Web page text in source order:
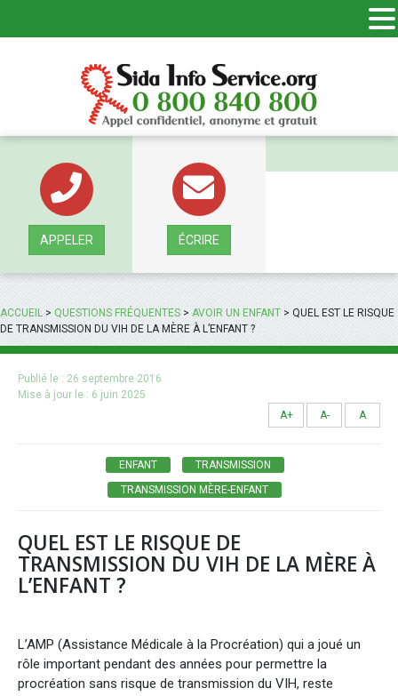
APPELER ÉCRIRE
ACCUEIL>QUESTIONS FRÉQUENTES >AVOIR UN ENFANT>QUEL EST LE RISQUE
DE TRANSMISSION DU VIH DE LA MÈRE À L’ENFANT ?
Publié le : 26 septembre 2016
Mise à jour le : 6 juin 2025
A+
A- A
ENFANT
TRANSMISSION
TRANSMISSION MÈRE-ENFANT
QUEL EST LE RISQUE DE
TRANSMISSION DU VIH DE LA MÈRE À
L’ENFANT ?
L’AMP (Assistance Médicale à la Procréation) qui a joué un
rôle important pendant des années pour permettre la
procréation sans risque de transmission du VIH, reste